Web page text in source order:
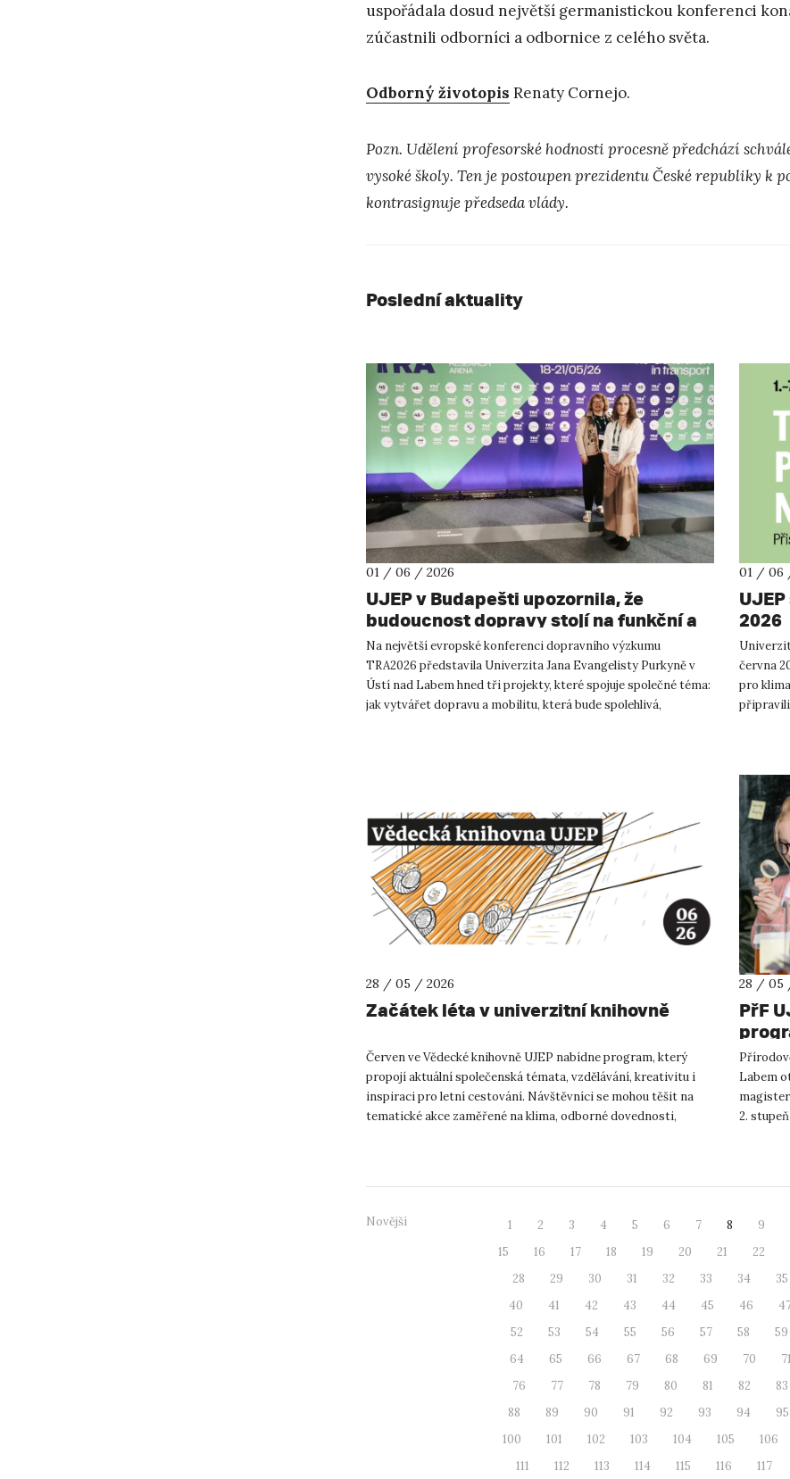
uspořádala dosud největší germanistickou konferenci
zúčastnili odborníci a odbornice z celého světa.
Odborný životopis Renaty Cornejo.
Pozn. Udělení profesorské hodnosti procesně předchází
vysoké školy. Ten je postoupen prezidentu České republiky k
kontrasignuje předseda vlády.
Poslední aktuality
01 / 06 / 2026
UJEP v Budapešti upozornila, že
budoucnost dopravy stojí na funkční a
lidsky přívětivé mobilitě
Na největší evropské konferenci dopravního výzkumu
TRA2026 představila Univerzita Jana Evangelisty Purkyně v
Ústí nad Labem hned tři projekty, které spojuje společné téma:
jak vytvářet dopravu a mobilitu, která bude spolehlivá,
01 / 06
2026
června
pro
připravili
28 / 05 / 2026
Začátek léta v univerzitní knihovně
Červen ve Vědecké knihovně UJEP nabídne program, který
propojí aktuální společenská témata, vzdělávání, kreativitu i
inspiraci pro letní cestování. Návštěvníci se mohou těšit na
tematické akce zaměřené na klima, odborné dovednosti,
28 / 05
PřF
školy
Labem
2.
Novější 1 2 3 4 5 6 7 8 9
15
16 17 18 19 20 21 22
28
29 30 31 32 33 34 35
40
41 42 43 44 45 46
52
53 54 55 56 57 58 59
64
65 66 67 68 69 70 71
76
77 78 79 80 81 82 83
88
89 90 91 92 93 94 95
100
101 102 103 104 105 106
111
112 113 114 115 116 117